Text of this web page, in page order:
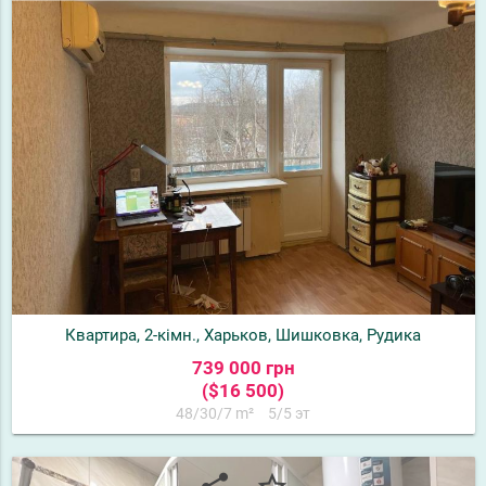
Квартира, 2-кімн., Харьков, Шишковка, Рудика
739 000 грн
($16 500)
48/30/7 m² 5/5 эт